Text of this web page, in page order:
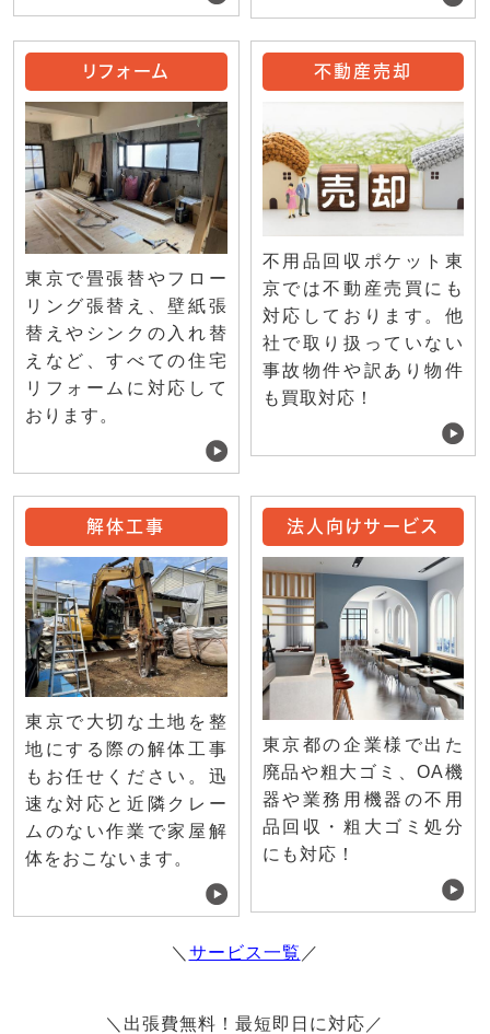
リフォーム
東京で畳張替やフロー
リング張替え、壁紙張
替えやシンクの入れ替
えなど、すべての住宅
リフォームに対応して
おります。
不動産売却
不用品回収ポケット東
京では不動産売買にも
対応しております。他
社で取り扱っていない
事故物件や訳あり物件
も買取対応！
解体工事
東京で大切な土地を整
地にする際の解体工事
もお任せください。迅
速な対応と近隣クレー
ムのない作業で家屋解
体をおこないます。
法人向けサービス
東京都の企業様で出た
廃品や粗大ゴミ、OA機
器や業務用機器の不用
品回収・粗大ゴミ処分
にも対応！
＼ サービス一覧 ／
＼出張費無料！最短即日に対応／